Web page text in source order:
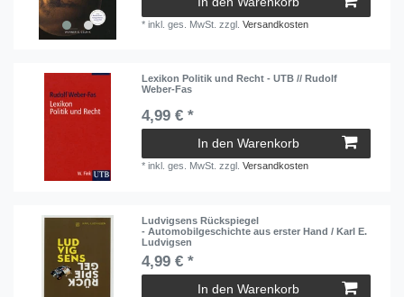
*inkl. ges. MwSt. zzgl.Versandkosten
Lexikon Politik und Recht - UTB // Rudolf
Weber-Fas
4,99 € *
In den Warenkorb
*inkl. ges. MwSt. zzgl.Versandkosten
Ludvigsens Rückspiegel
- Automobilgeschichte aus erster Hand / Karl E.
Ludvigsen
4,99 € *
In den Warenkorb